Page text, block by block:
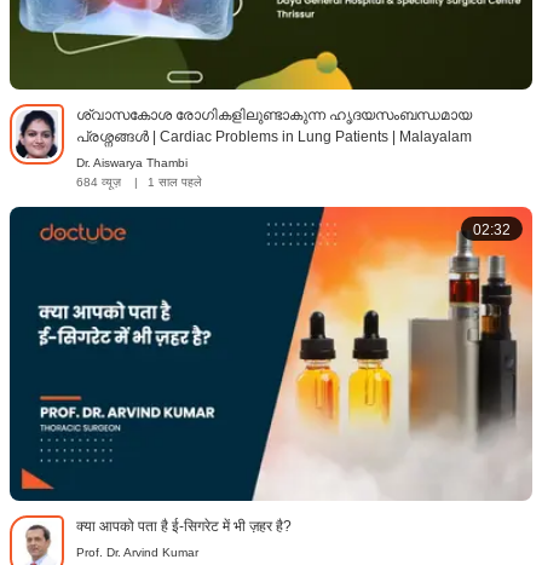
ശ്വാസകോശ രോഗികളിലുണ്ടാകുന്ന ഹൃദയസംബന്ധമായ
പ്രശ്നങ്ങൾ | Cardiac Problems in Lung Patients | Malayalam
Dr. Aiswarya Thambi
684 व्यूज़
| 1 साल पहले
02:32
क्या आपको पता है ई-सिगरेट में भी ज़हर है?
Prof. Dr. Arvind Kumar